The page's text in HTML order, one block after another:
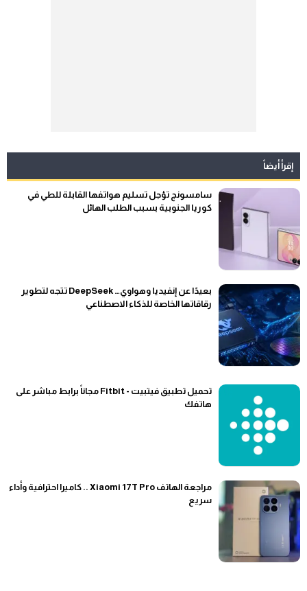
إقرأ أيضاً
سامسونج تؤجل تسليم هواتفها القابلة للطي في
كوريا الجنوبية بسبب الطلب الهائل
بعيدًا عن إنفيديا وهواوي… DeepSeek تتجه لتطوير
رقاقاتها الخاصة للذكاء الاصطناعي
تحميل تطبيق فيتبيت - Fitbit مجاناً برابط مباشر على
هاتفك
مراجعة الهاتف Xiaomi 17T Pro .. كاميرا احترافية وأداء
سريع